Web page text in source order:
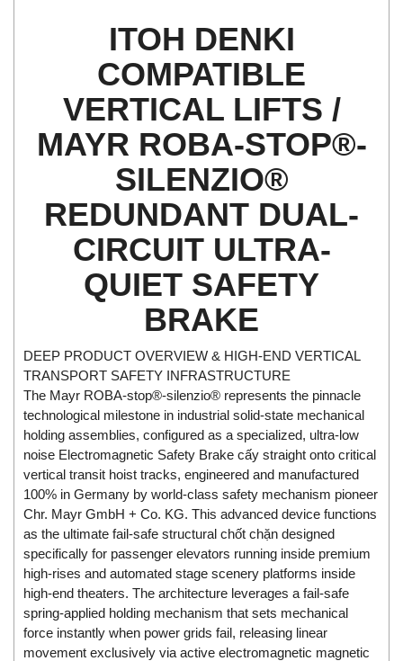
DINA Elektronik
Di-Soric
Di-Soric
Doctor Led Vietnam
DOLD - Autho ANS
Dold Vietnam
Dongdo Tech
Dosing Pump
DR. NEUMANN Peltier-Technik
Driesen Kern
Dropsa Vietnam
Druck
DSTI
DUCATI
Duclean
Dukin Besko
Dunkermotoren
Durag
ITOH DENKI
COMPATIBLE
VERTICAL LIFTS /
MAYR ROBA-STOP®-
SILENZIO®
REDUNDANT DUAL-
CIRCUIT ULTRA-
QUIET SAFETY
BRAKE
DEEP PRODUCT OVERVIEW & HIGH-END VERTICAL
TRANSPORT SAFETY INFRASTRUCTURE
The Mayr ROBA-stop®-silenzio® represents the pinnacle
technological milestone in industrial solid-state mechanical
holding assemblies, configured as a specialized, ultra-low
noise Electromagnetic Safety Brake cấy straight onto critical
vertical transit hoist tracks, engineered and manufactured
100% in Germany by world-class safety mechanism pioneer
Chr. Mayr GmbH + Co. KG. This advanced device functions
as the ultimate fail-safe structural chốt chặn designed
specifically for passenger elevators running inside premium
high-rises and automated stage scenery platforms inside
high-end theaters. The architecture leverages a fail-safe
spring-applied holding mechanism that sets mechanical
force instantly when power grids fail, releasing linear
movement exclusively via active electromagnetic magnetic